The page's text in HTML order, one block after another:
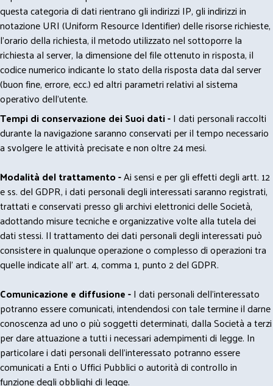
questa categoria di dati rientrano gli indirizzi IP, gli indirizzi in
notazione URI (Uniform Resource Identifier) delle risorse richieste,
l'orario della richiesta, il metodo utilizzato nel sottoporre la
richiesta al server, la dimensione del file ottenuto in risposta, il
codice numerico indicante lo stato della risposta data dal server
(buon fine, errore, ecc.) ed altri parametri relativi al sistema
operativo dell'utente.
Tempi di conservazione dei Suoi dati -I dati personali raccolti
durante la navigazione saranno conservati per il tempo necessario
a svolgere le attività precisate e non oltre 24 mesi.
Modalità del trattamento -Ai sensi e per gli effetti degli artt. 12
e ss. del GDPR, i dati personali degli interessati saranno registrati,
trattati e conservati presso gli archivi elettronici delle Società,
adottando misure tecniche e organizzative volte alla tutela dei
dati stessi. Il trattamento dei dati personali degli interessati può
consistere in qualunque operazione o complesso di operazioni tra
quelle indicate all' art. 4, comma 1, punto 2 del GDPR.
Comunicazione e diffusione -I dati personali dell’interessato
potranno essere comunicati, intendendosi con tale termine il darne
conoscenza ad uno o più soggetti determinati, dalla Società a terzi
per dare attuazione a tutti i necessari adempimenti di legge. In
particolare i dati personali dell’interessato potranno essere
comunicati a Enti o Uffici Pubblici o autorità di controllo in
funzione degli obblighi di legge.